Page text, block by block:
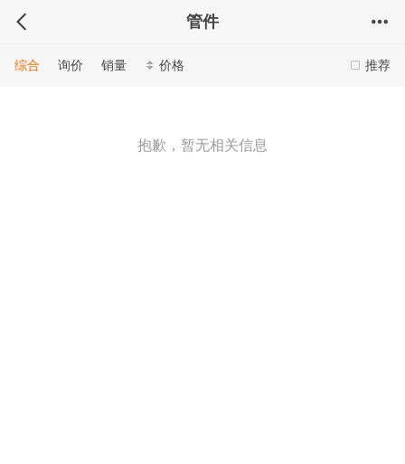
管件
推荐
综合 询价 销量 价格
抱歉，暂无相关信息